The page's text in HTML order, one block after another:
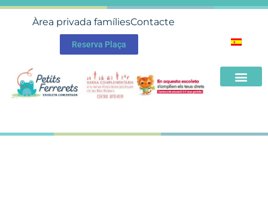
Àrea privada famíliesContacte
Reserva Plaça